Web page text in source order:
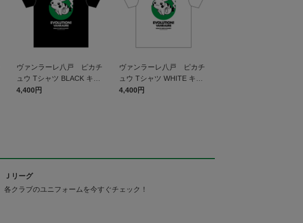
ヴァンラーレ八戸 ピカチ
ュウ Tシャツ BLACK キッ
ズ
4,400円
ヴァンラーレ八戸 ピカチ
ュウ Tシャツ WHITE キッ
ズ
4,400円
Ｊリーグ
各クラブのユニフォームを今すぐチェック！